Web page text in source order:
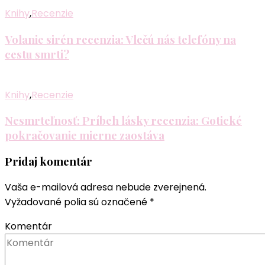
Knihy,Recenzie
Volanie sirén recenzia: Vlečú nás telefóny na
cestu smrti?
Knihy,Recenzie
Nesmrteľnosť: Príbeh lásky recenzia: Gotické
pokračovanie mierne zaostáva
Pridaj komentár
Vaša e-mailová adresa nebude zverejnená.
Vyžadované polia sú označené *
Komentár